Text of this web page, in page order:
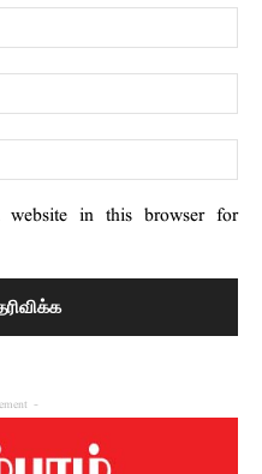
website in this browser for
-